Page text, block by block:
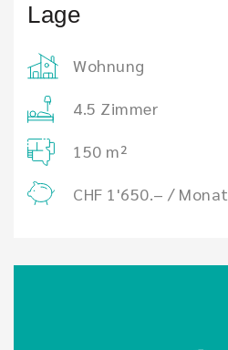
Lage
Wohnung
4.5 Zimmer
150 m²
CHF 1'650.– / Monat